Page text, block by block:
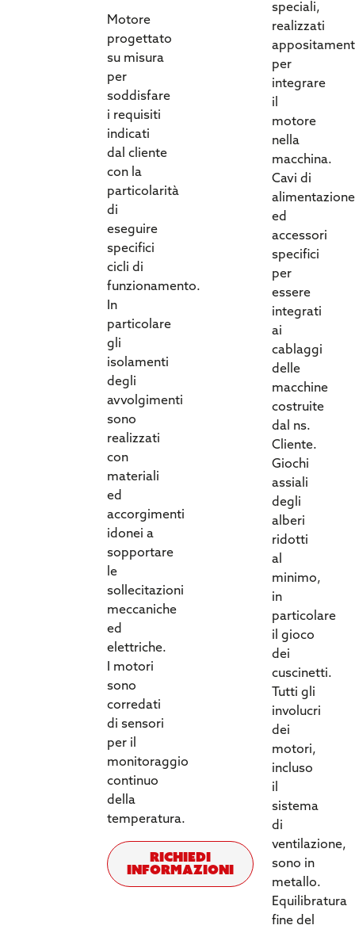
Motore
progettato
su misura
per
soddisfare
i requisiti
indicati
dal cliente
con la
particolarità
di
eseguire
specifici
cicli di
funzionamento.
In
particolare
gli
isolamenti
degli
avvolgimenti
sono
realizzati
con
materiali
ed
accorgimenti
idonei a
sopportare
le
sollecitazioni
meccaniche
ed
elettriche.
I motori
sono
corredati
di sensori
per il
monitoraggio
continuo
della
temperatura.
Richiedi
informazioni
speciali,
realizzati
per
integrare
il
motore
nella
macchina.
Cavi di
alimentazione
ed
accessori
specifici
per
essere
integrati
ai
cablaggi
delle
macchine
costruite
dal ns.
Cliente.
Giochi
assiali
degli
alberi
ridotti
al
minimo,
in
particolare
il gioco
dei
cuscinetti.
Tutti gli
involucri
dei
motori,
incluso
il
sistema
di
ventilazione,
sono in
metallo.
Equilibratura
fine del